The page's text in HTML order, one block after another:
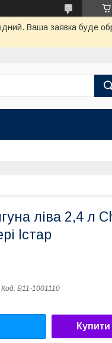
Ваша заявка буде
ліва 2,4 л
Істар
Код: B11-1001110
Купити